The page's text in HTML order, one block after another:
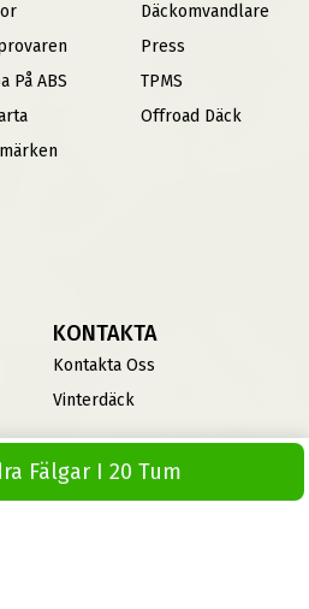
Fälgar I 20 Tum
På ABS
Däckomvandlare
Press
TPMS
Offroad Däck
KONTAKTA
Kontakta Oss
Vinterdäck